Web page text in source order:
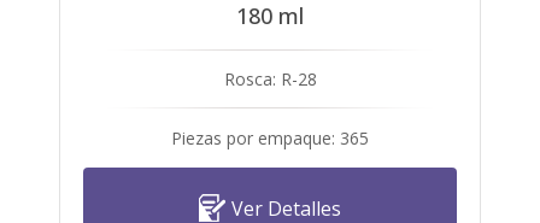
180 ml
Rosca: R-28
Piezas por empaque: 365
Ver Detalles